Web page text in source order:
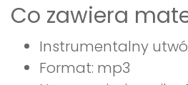
Co zawiera
Instrumentalny
Format: mp3